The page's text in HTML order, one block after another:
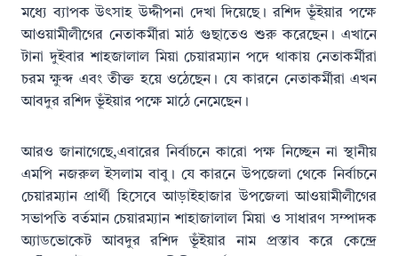
মধ্যে ব্যাপক উৎসাহ উদ্দীপনা দেখা দিয়েছে। রশিদ ভূঁইয়ার পক্ষে
আওয়ামীলীগের নেতাকর্মীরা মাঠ গুছাতেও শুরু করেছেন। এখানে
টানা দুইবার শাহজালাল মিয়া চেয়ারম্যান পদে থাকায় নেতাকর্মীরা
চরম ক্ষুব্দ এবং তীক্ত হয়ে ওঠেছেন। যে কারনে নেতাকর্মীরা এখন
আবদুর রশিদ ভূঁইয়ার পক্ষে মাঠে নেমেছেন।
আরও জানাগেছে,এবারের নির্বাচনে কারো পক্ষ নিচ্ছেন না স্থানীয়
এমপি নজরুল ইসলাম বাবু। যে কারনে উপজেলা থেকে নির্বাচনে
চেয়ারম্যান প্রার্থী হিসেবে আড়াইহাজার উপজেলা আওয়ামীলীগের
সভাপতি বর্তমান চেয়ারম্যান শাহাজালাল মিয়া ও সাধারণ সম্পাদক
অ্যাডভোকেট আবদুর রশিদ ভূঁইয়ার নাম প্রস্তাব করে কেন্দ্রে